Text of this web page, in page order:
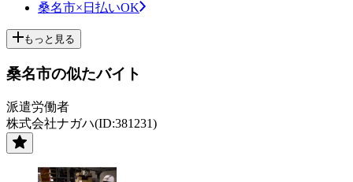
桑名市×日払いOK
もっと見る
桑名市の似たバイト
派遣労働者
株式会社ナガハ(ID:381231)